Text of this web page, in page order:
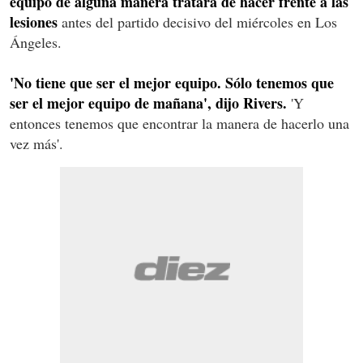
lesiones antes del partido decisivo del miércoles en Los
Ángeles.
'No tiene que ser el mejor equipo. Sólo tenemos que
ser el mejor equipo de mañana', dijo Rivers. 'Y
entonces tenemos que encontrar la manera de hacerlo una
vez más'.